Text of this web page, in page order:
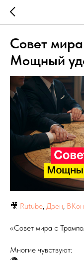
Совет
Мощный
🎥 Rutube Дзен
«Совет мира с
Многие чувствуют: